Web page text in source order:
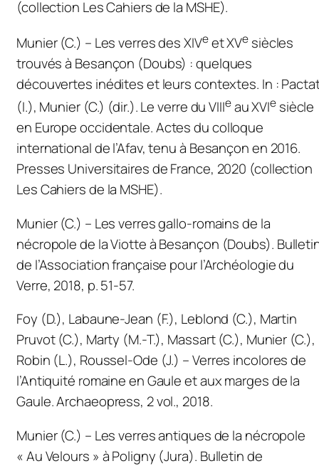
(collection Les Cahiers de la MSHE).
Munier (C.) – Les verres des XIVeet XVe siècles
trouvés à Besançon (Doubs) : quelques
découvertes inédites et leurs contextes. In :
(I.), Munier (C.) (dir.).Le verre du VIIIeau XVIesiècle
en Europe occidentale. Actes du colloque
international de l’Afav, tenu à Besançon en 2016.
Presses Universitaires de France, 2020 (collection
Les Cahiers de la MSHE).
Munier (C.) – Les verres gallo-romains de la
nécropole de la Viotte à Besançon (Doubs).
de l’Association française pour l’Archéologie du
Verre, 2018, p. 51-57.
Foy (D.), Labaune-Jean (F.), Leblond (C.), Martin
Pruvot (C.), Marty (M.-T.), Massart (C.), Munier (C.),
Robin (L.), Roussel-Ode (J.) –Verres incolores de
l’Antiquité romaine en Gaule et aux marges de la
Gaule. Archaeopress, 2 vol., 2018.
Munier (C.) – Les verres antiques de la nécropole
« Au Velours » à Poligny (Jura). Bulletin de